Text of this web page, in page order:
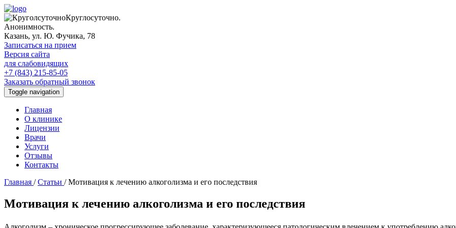
Круглосуточно.
Анонимность.
Казань, ул. Ю. Фучика, 78
Записаться на прием
Версия сайта
для слабовидящих
+7 (843) 215-85-05
Заказать обратный звонок
Toggle navigation
Главная
О клинике
Лицензии
Врачи
Услуги
Отзывы
Контакты
Главная /Статьи /Мотивация к лечению алкоголизма и его последствия
Мотивация к лечению алкоголизма и его последствия